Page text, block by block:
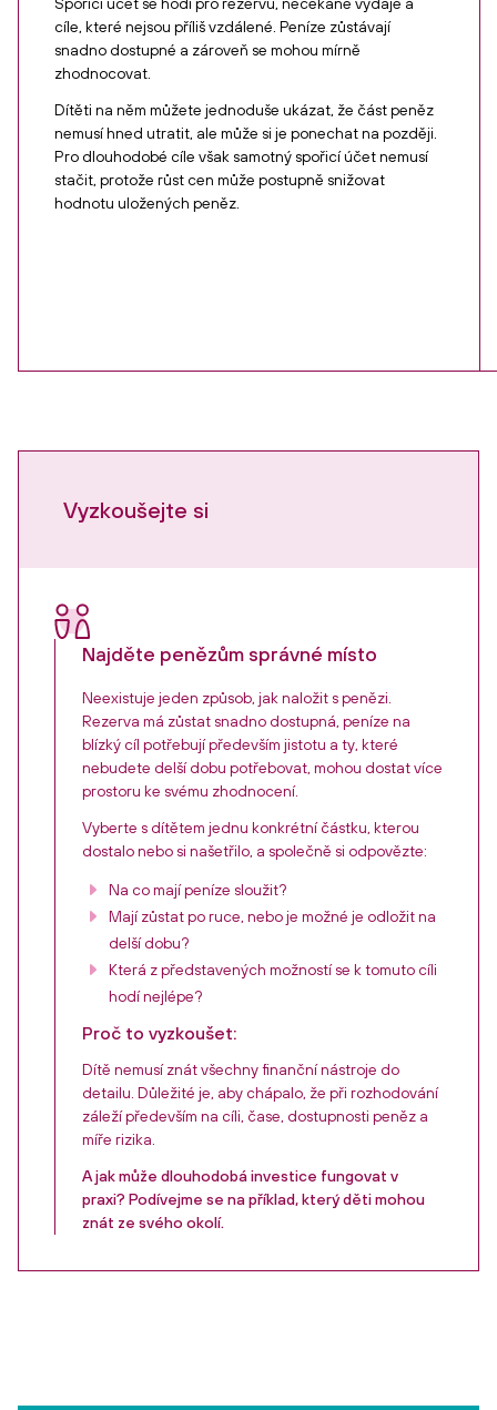
cíle, které nejsou příliš vzdálené. Peníze zůstávají
snadno dostupné a zároveň se mohou mírně
zhodnocovat.
Dítěti na něm můžete jednoduše ukázat, že část peněz
nemusí hned utratit, ale může si je ponechat na později.
Pro dlouhodobé cíle však samotný spořicí účet nemusí
stačit, protože růst cen může postupně snižovat
hodnotu uložených peněz.
Vyzkoušejte si
Najděte penězům správné místo
Neexistuje jeden způsob, jak naložit s penězi.
Rezerva má zůstat snadno dostupná, peníze na
blízký cíl potřebují především jistotu a ty, které
nebudete delší dobu potřebovat, mohou dostat více
prostoru ke svému zhodnocení.
Vyberte s dítětem jednu konkrétní částku, kterou
dostalo nebo si našetřilo, a společně si odpovězte:
Na co mají peníze sloužit?
Mají zůstat po ruce, nebo je možné je odložit na
delší dobu?
Která z představených možností se k tomuto cíli
hodí nejlépe?
Proč to vyzkoušet:
Dítě nemusí znát všechny finanční nástroje do
detailu. Důležité je, aby chápalo, že při rozhodování
záleží především na cíli, čase, dostupnosti peněz a
míře rizika.
A jak může dlouhodobá investice fungovat v
praxi? Podívejme se na příklad, který děti mohou
znát ze svého okolí.